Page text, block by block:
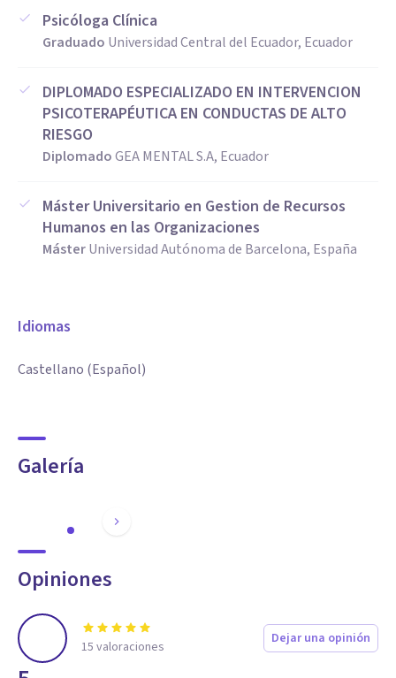
significativos en su vida.
acompañarte
Psicóloga Clínica
Graduado Universidad Central del Ecuador, Ecuador
DIPLOMADO ESPECIALIZADO EN INTERVENCION
PSICOTERAPÉUTICA EN CONDUCTAS DE ALTO
RIESGO
DiplomadoGEA MENTAL S.A, Ecuador
Máster Universitario en Gestion de Recursos
Humanos en las Organizaciones
MásterUniversidad Autónoma de Barcelona, España
Idiomas
Castellano (Español)
Galería
Opiniones
15 valoraciones Dejar una opinión